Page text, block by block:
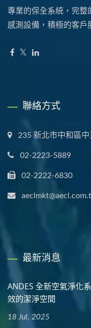
專業的保全系統，完整
感測設備，積極的客戶
聯絡方式
235 新北市中和區
02-2223-5889
02-2222-6830
最新消息
ANDES 全新空氣淨化
效的潔淨空間
18 Jul, 2025